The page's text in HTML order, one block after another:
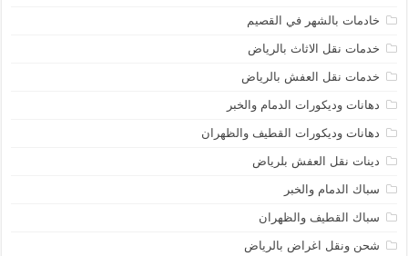
خادمات بالشهر في القصيم
خدمات نقل الاثاث بالرياض
خدمات نقل العفش بالرياض
دهانات وديكورات الدمام والخبر
دهانات وديكورات القطيف والظهران
دينات نقل العفش بلرياض
سباك الدمام والخبر
سباك القطيف والظهران
شحن ونقل اغراض بالرياض